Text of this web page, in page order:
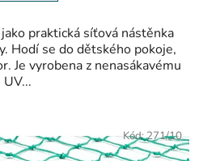
praktická síťová nástěnka
Hodí se do dětského pokoje,
Je vyrobena z nenasákavému
UV...
Kód:271/10